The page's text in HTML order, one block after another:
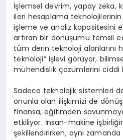
İşlemsel devrim, yapay zeka,
ileri hesaplama
işleme ve analiz kapasitesini
artıran bir dönüşümü temsil
tüm derin teknoloji alanlarını
teknoloji” işlevi görüyor,
mühendislik çözümlerini
Sadece teknolojik sistemleri
onunla olan ilişkimizi de
finansa, eğitimden
etkiliyor. İnsan-makine
şekillendirirken, aynı